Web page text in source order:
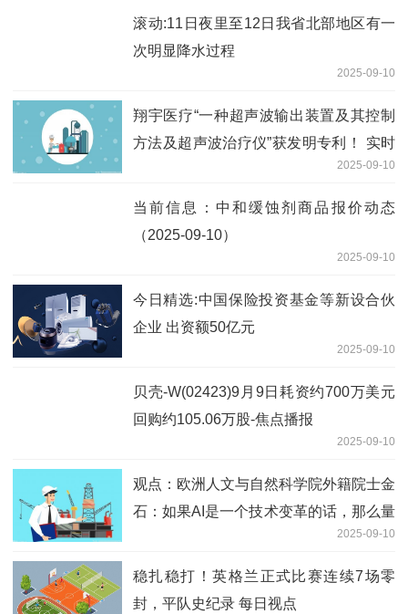
滚动:11日夜里至12日我省北部地区有一
次明显降水过程
2025-09-10
翔宇医疗“一种超声波输出装置及其控制
方法及超声波治疗仪”获发明专利！ 实时
2025-09-10
当前信息：中和缓蚀剂商品报价动态
（2025-09-10）
2025-09-10
今日精选:中国保险投资基金等新设合伙
企业 出资额50亿元
2025-09-10
贝壳-W(02423)9月9日耗资约700万美元
回购约105.06万股-焦点播报
2025-09-10
观点：欧洲人文与自然科学院外籍院士金
石：如果AI是一个技术变革的话，那么量
2025-09-10
稳扎稳打！英格兰正式比赛连续7场零
封，平队史纪录 每日视点